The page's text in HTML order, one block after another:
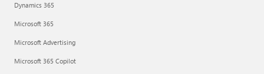
Dynamics 365
Microsoft 365
Microsoft Advertising
Microsoft 365 Copilot